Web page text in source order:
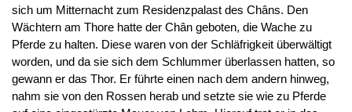
sich um Mitternacht zum Residenzpalast des Châns. Den
Wächtern am Thore hatte der Chân geboten, die Wache zu
Pferde zu halten. Diese waren von der Schläfrigkeit überwältigt
worden, und da sie sich dem Schlummer überlassen hatten, so
gewann er das Thor. Er führte einen nach dem andern hinweg,
nahm sie von den Rossen herab und setzte sie wie zu Pferde